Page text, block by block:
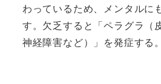
わっているため、メンタルに
す。欠乏すると「ペラグラ（
神経障害など）」を発症する。